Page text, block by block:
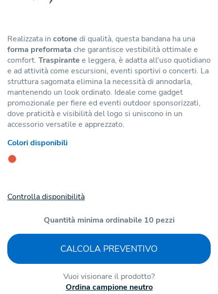
Realizzata in cotone di qualità, questa bandana ha una
forma preformata che garantisce vestibilità ottimale e
comfort. Traspirante e leggera, è adatta all'uso quotidiano
e ad attività come escursioni, eventi sportivi o concerti. La
struttura sagomata elimina la necessità di annodarla,
mantenendo un look ordinato. Ideale come gadget
promozionale per fiere ed eventi outdoor sponsorizzati,
dove praticità e visibilità del logo si uniscono in un
accessorio versatile e apprezzato.
Colori disponibili
Controlla disponibilità
Quantità minima ordinabile 10 pezzi
CALCOLA PREVENTIVO
Vuoi visionare il prodotto?
Ordina campione neutro